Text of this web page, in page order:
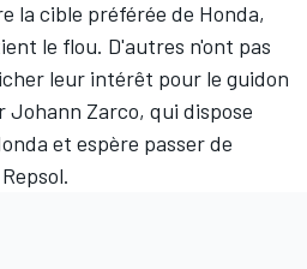
la cible préférée de Honda,
le flou. D'autres n'ont pas
leur intérêt pour le guidon
Johann Zarco, qui dispose
et espère passer de